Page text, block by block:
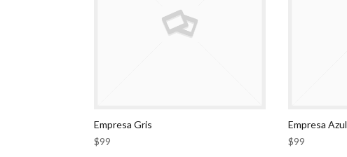
Empresa Gris
$99
Empresa Azul
$99